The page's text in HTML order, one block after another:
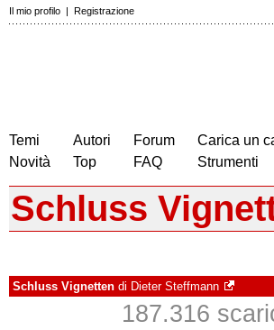
Il mio profilo | Registrazione
Temi
Novità
Autori
Top
Forum
FAQ
Carica un
Strumenti
Schluss
Schluss Vignetten di Dieter Steffmann
187.316